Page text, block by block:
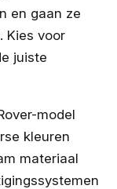
en gaan ze
Kies voor
juiste
model
kleuren
materiaal